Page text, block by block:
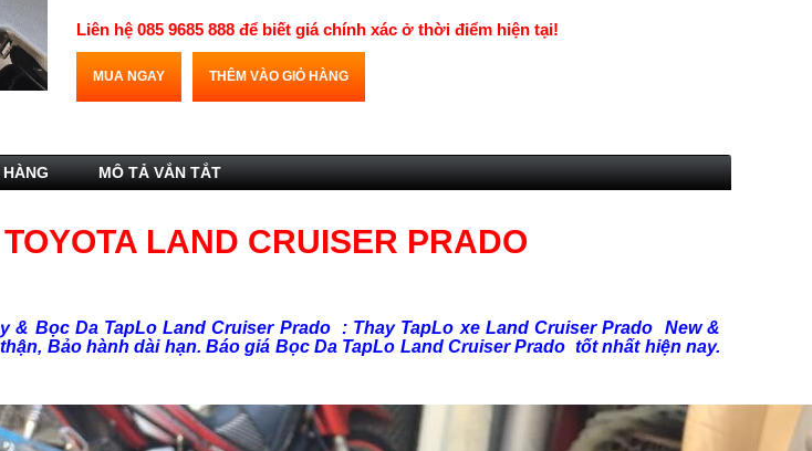
Liên hệ 085 9685 888 để biết giá chính xác ở thời điểm hiện tại!
MUA NGAY THÊM VÀO GIỎ HÀNG
MÔ TẢ VẮN TẮT
LAND CRUISER PRADO
& Bọc Da TapLo Land Cruiser Prado : Thay TapLo xe Land Cruiser Prado New &
Bảo hành dài hạn. Báo giá Bọc Da TapLo Land Cruiser Prado tốt nhất hiện nay.